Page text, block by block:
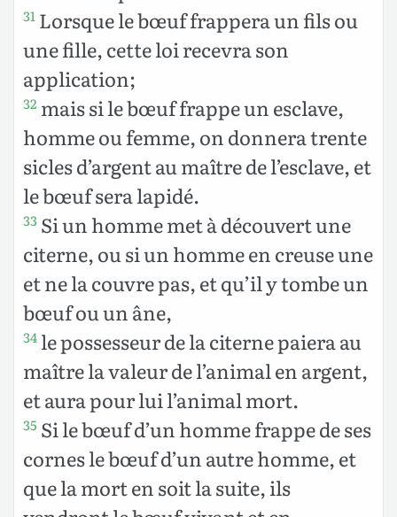
31 Lorsque le bœuf frappera un fils ou
une fille, cette loi recevra son
application;
32 mais si le bœuf frappe un esclave,
homme ou femme, on donnera trente
sicles d’argent au maître de l’esclave, et
le bœuf sera lapidé.
33 Si un homme met à découvert une
citerne, ou si un homme en creuse une
et ne la couvre pas, et qu’il y tombe un
bœuf ou un âne,
34 le possesseur de la citerne paiera au
maître la valeur de l’animal en argent,
et aura pour lui l’animal mort.
35 Si le bœuf d’un homme frappe de ses
cornes le bœuf d’un autre homme, et
que la mort en soit la suite, ils